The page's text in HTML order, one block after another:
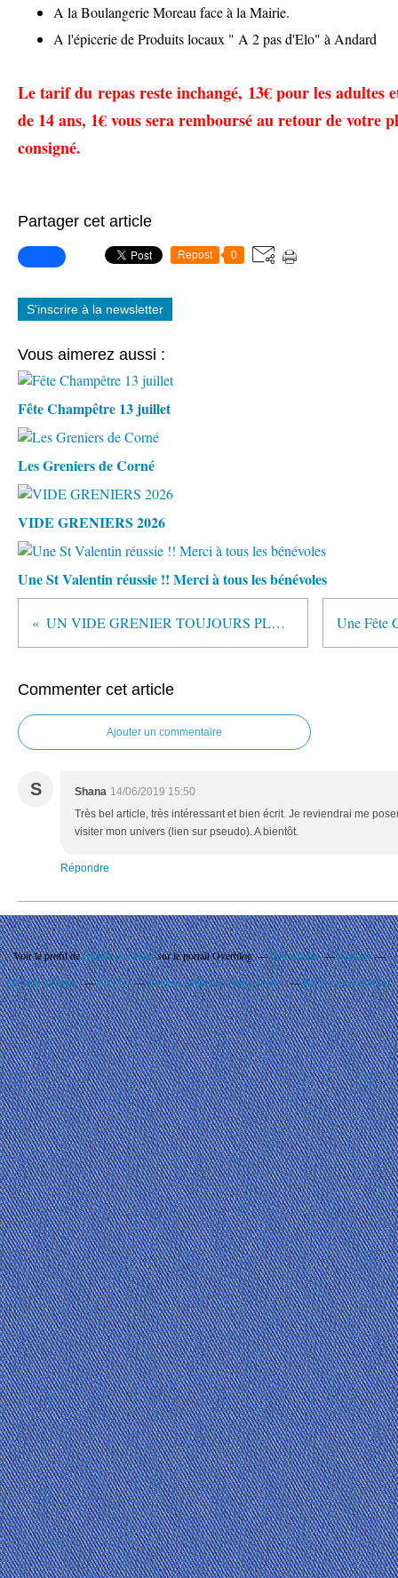
A la Boulangerie Moreau face à la Mairie.
A l'épicerie de Produits locaux " A 2 pas d'Elo" à Andard
Le tarif du repas reste inchangé, 13€ pour les adultes
de 14 ans, 1€ vous sera remboursé au retour de votre
consigné.
Partager cet article
Repost 0
S'inscrire à la newsletter
Vous aimerez aussi :
Fête Champêtre 13 juillet
Les Greniers de Corné
VIDE GRENIERS 2026
Une St Valentin réussie !! Merci à tous les bénévoles
UN VIDE GRENIER TOUJOURS PLUS FORT
Commenter cet article
Ajouter un commentaire
S Shana 14/06/2019 15:50
Très bel article, très intéressant et bien écrit. Je reviendrai me
visiter mon univers (lien sur pseudo). A bientôt.
Répondre
Voir le profil deComité des Fêtessur le portail Overblog Top articles
Contact
Signaler un abus
C.G.U. Cookies et données personnelles Préférences cookies